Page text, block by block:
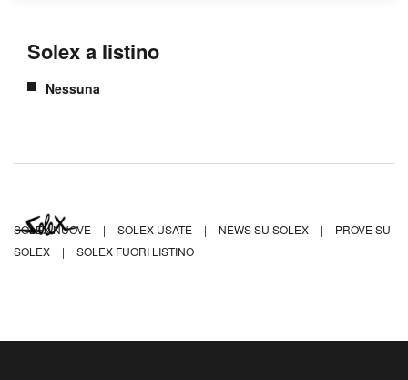
Solex a listino
Nessuna
SOLEX NUOVE | SOLEX USATE | NEWS SU SOLEX |
PROVE SU
SOLEX
| SOLEX FUORI LISTINO